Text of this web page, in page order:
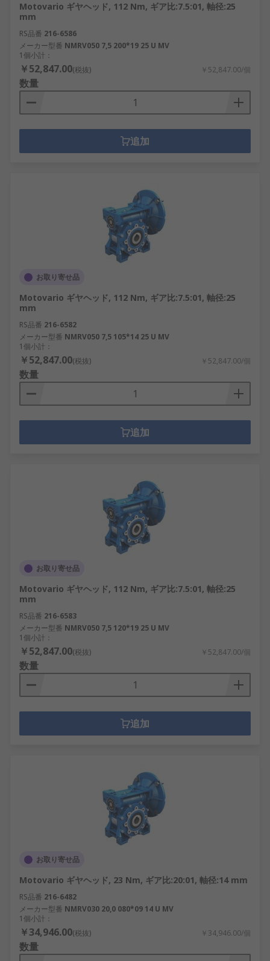
Motovario ギヤヘッド, 112 Nm, ギア比:7.5:01, 軸径:25
mm
RS品番 216-6586
メーカー型番 NMRV050 7,5 200*19 25 U MV
1個小計：
￥52,847.00(税抜) ￥52,847.00/個
数量
追加
お取り寄せ品
Motovario ギヤヘッド, 112 Nm, ギア比:7.5:01, 軸径:25
mm
RS品番 216-6582
メーカー型番 NMRV050 7,5 105*14 25 U MV
1個小計：
￥52,847.00(税抜) ￥52,847.00/個
数量
追加
お取り寄せ品
Motovario ギヤヘッド, 112 Nm, ギア比:7.5:01, 軸径:25
mm
RS品番 216-6583
メーカー型番 NMRV050 7,5 120*19 25 U MV
1個小計：
￥52,847.00(税抜) ￥52,847.00/個
数量
追加
お取り寄せ品
Motovario ギヤヘッド, 23 Nm, ギア比:20:01, 軸径:14 mm
RS品番 216-6482
メーカー型番 NMRV030 20,0 080*09 14 U MV
1個小計：
￥34,946.00(税抜) ￥34,946.00/個
数量